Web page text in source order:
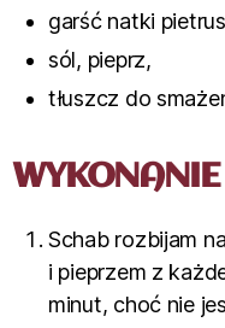
garść natki
sól, pieprz,
tłuszcz do
WYKONANIE
Schab rozbijam
i pieprzem z
minut, choć nie